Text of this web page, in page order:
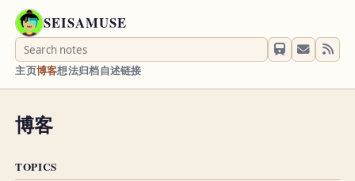
SEISAMUSE
主页博客想法归档自述链接
博客
TOPICS